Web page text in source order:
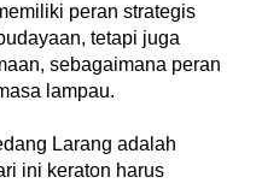
peran strategis
tetapi juga
sebagaimana peran
lampau.
Larang adalah
ini keraton harus